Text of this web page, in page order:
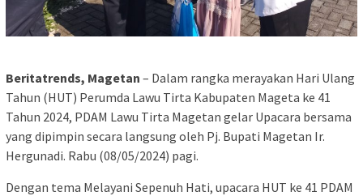
Beritatrends, Magetan – Dalam rangka merayakan Hari Ulang
Tahun (HUT) Perumda Lawu Tirta Kabupaten Mageta ke 41
Tahun 2024, PDAM Lawu Tirta Magetan gelar Upacara bersama
yang dipimpin secara langsung oleh Pj. Bupati Magetan Ir.
Hergunadi. Rabu (08/05/2024) pagi.
Dengan tema Melayani Sepenuh Hati, upacara HUT ke 41 PDAM